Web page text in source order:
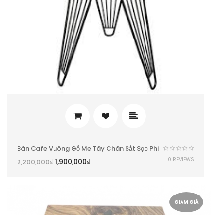
Bàn Cafe Vuông Gỗ Me Tây Chân Sắt Sọc Phi
2,200,000₫ 1,900,000₫ 0 REVIEWS
GIẢM GIÁ